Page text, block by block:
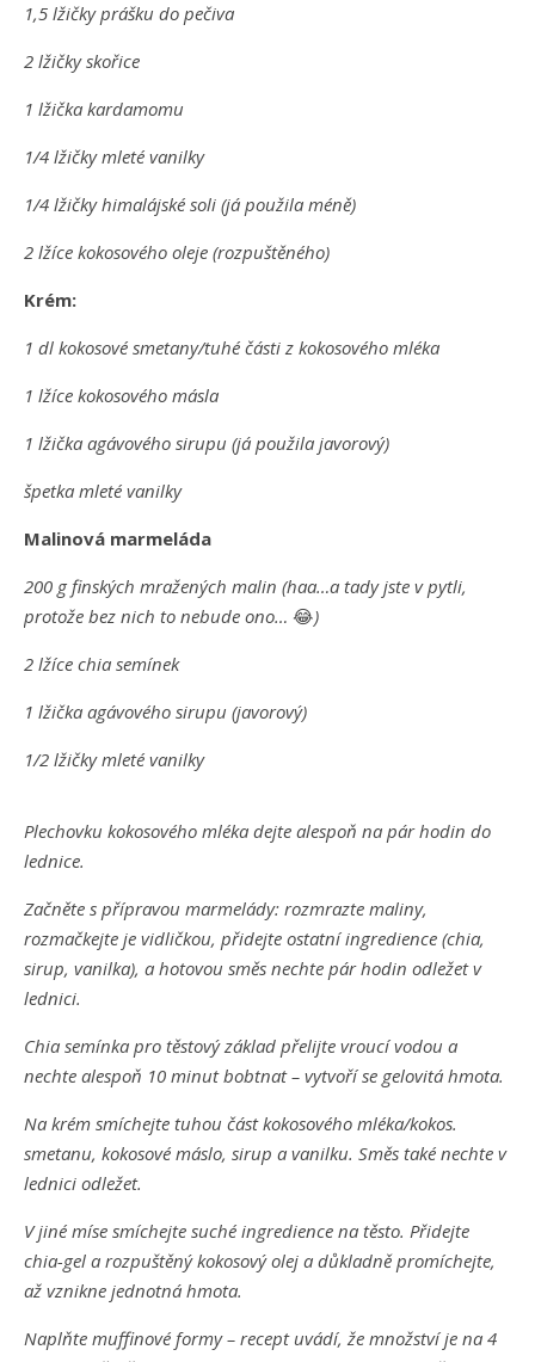
1,5 lžičky prášku do pečiva
2 lžičky skořice
1 lžička kardamomu
1/4 lžičky mleté vanilky
1/4 lžičky himalájské soli (já použila méně)
2 lžíce kokosového oleje (rozpuštěného)
Krém:
1 dl kokosové smetany/tuhé části z kokosového mléka
1 lžíce kokosového másla
1 lžička agávového sirupu (já použila javorový)
špetka mleté vanilky
Malinová marmeláda
200 g finských mražených malin (haa…a tady jste v pytli,
protože bez nich to nebude ono… 😂)
2 lžíce chia semínek
1 lžička agávového sirupu (javorový)
1/2 lžičky mleté vanilky
Plechovku kokosového mléka dejte alespoň na pár hodin do
lednice.
Začněte s přípravou marmelády: rozmrazte maliny,
rozmačkejte je vidličkou, přidejte ostatní ingredience (chia,
sirup, vanilka), a hotovou směs nechte pár hodin odležet v
lednici.
Chia semínka pro těstový základ přelijte vroucí vodou a
nechte alespoň 10 minut bobtnat – vytvoří se gelovitá hmota.
Na krém smíchejte tuhou část kokosového mléka/kokos.
smetanu, kokosové máslo, sirup a vanilku. Směs také nechte v
lednici odležet.
V jiné míse smíchejte suché ingredience na těsto. Přidejte
chia-gel a rozpuštěný kokosový olej a důkladně promíchejte,
až vznikne jednotná hmota.
Naplňte muffinové formy – recept uvádí, že množství je na 4